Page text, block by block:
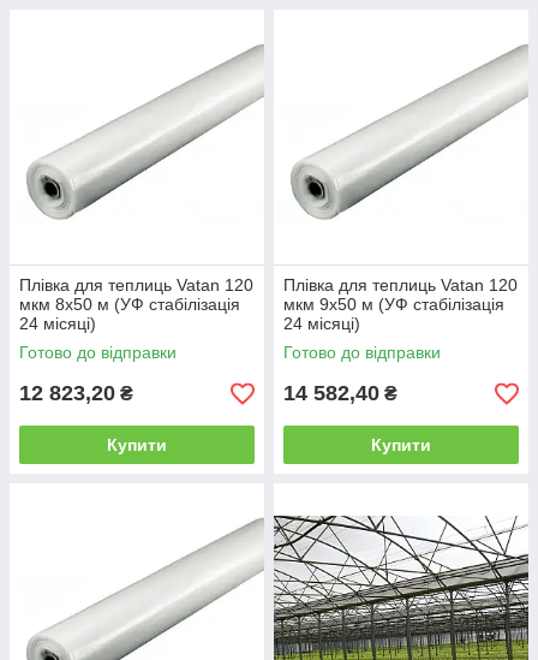
Плівка для теплиць Vatan 120
мкм 8х50 м (УФ стабілізація
24 місяці)
Готово до відправки
12 823,20 ₴
Купити
Плівка для теплиць Vatan 120
мкм 9х50 м (УФ стабілізація
24 місяці)
Готово до відправки
14 582,40 ₴
Купити